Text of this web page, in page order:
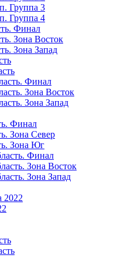
Группа 3
Группа 4
Финал
Зона Восток
Зона Запад
Финал
Зона Восток
Зона Запад
Финал
Зона Север
Зона Юг
Финал
Зона Восток
Зона Запад
2022